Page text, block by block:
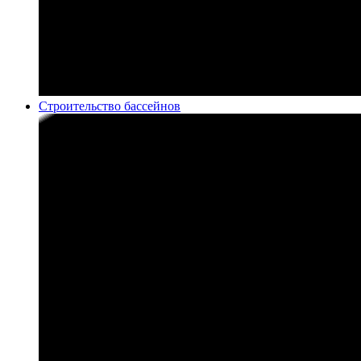
Строительство бассейнов